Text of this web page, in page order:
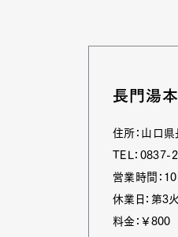
長門湯
住所：山口
TEL：0837-
営業時間：
休業日：第3
料金：￥800